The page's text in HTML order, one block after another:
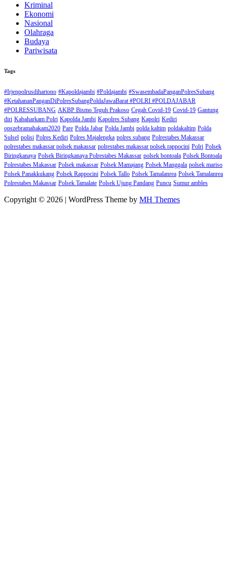
Kriminal
Ekonomi
Nasional
Olahraga
Budaya
Pariwisata
Tags
#Irjenpolrusdihartono #Kapoldajambi #Poldajambi #SwasembadaPanganPolresSubang
#KetahananPanganDiPolresSubangPoldaJawaBarat #POLRI #POLDAJABAR
#POLRESSUBANG AKBP Bismo Teguh Prakoso Cegah Covid-19 Covid-19 Gantung
diri Kabaharkam Polri Kapolda Jambi Kapolres Subang Kapolri Kediri
opszebramahakam2020 Pare Polda Jabar Polda Jambi polda kaltim poldakaltim Polda
Sulsel polisi Polres Kediri Polres Majalengka polres subang Polrestabes Makassar
polrestabes makassar polsek makassar polrestabes makassar polsek rappocini Polri Polsek
Biringkanaya Polsek Biringkanaya Polrestabes Makassar polsek bontoala Polsek Bontoala
Polrestabes Makassar Polsek makassar Polsek Mamajang Polsek Manggala polsek mariso
Polsek Panakkukang Polsek Rappocini Polsek Tallo Polsek Tamalanrea Polsek Tamalanrea
Polrestabes Makassar Polsek Tamalate Polsek Ujung Pandang Puncu Sumur ambles
Copyright © 2026 | WordPress Theme by MH Themes